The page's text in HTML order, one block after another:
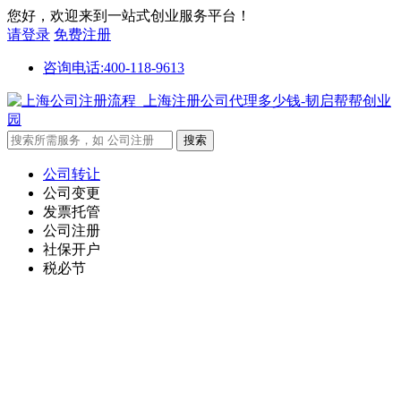
您好，欢迎来到一站式创业服务平台！
请登录 免费注册
咨询电话:400-118-9613
公司转让
公司变更
发票托管
公司注册
社保开户
税必节